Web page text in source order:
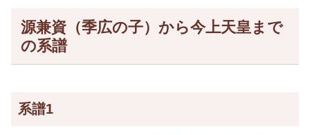
源兼資（季広の子）から今上天皇まで
の系譜
系譜1